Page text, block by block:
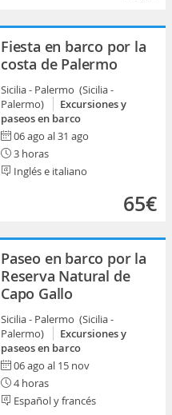
Fiesta en barco por la
costa de Palermo
Sicilia - Palermo (Sicilia -
Palermo)
Excursiones y
paseos en barco
06 ago al 31 ago
3 horas
Inglés e italiano
65€
Paseo en barco por la
Reserva Natural de
Capo Gallo
Sicilia - Palermo (Sicilia -
Palermo)
Excursiones y
paseos en barco
06 ago al 15 nov
4 horas
Español y francés